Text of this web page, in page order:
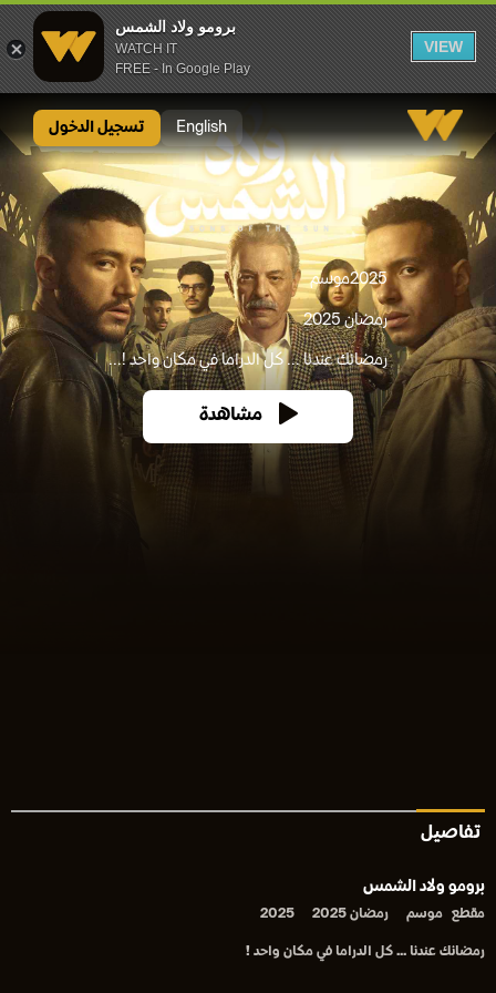
برومو ولاد الشمس
WATCH IT
FREE - In Google Play
VIEW
English تسجيل الدخول
2025موسم
رمضان 2025
رمضانك عندنا ... كل الدراما في مكان واحد !...
مشاهدة
تفاصيل
برومو ولاد الشمس
مقطع موسم رمضان 2025 2025
رمضانك عندنا ... كل الدراما في مكان واحد !